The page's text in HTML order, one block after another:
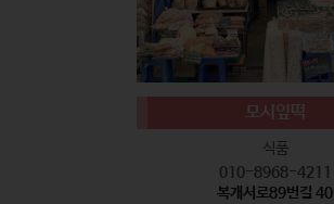
모시잎떡
식품
010-8968-4211
복개서로89번길 40